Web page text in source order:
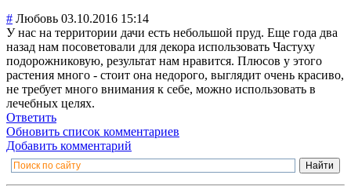
# Любовь 03.10.2016 15:14
У нас на территории дачи есть небольшой пруд. Еще года два
назад нам посоветовали для декора использовать Частуху
подорожниковую, результат нам нравится. Плюсов у этого
растения много - стоит она недорого, выглядит очень красиво,
не требует много внимания к себе, можно использовать в
лечебных целях.
Ответить
Обновить список комментариев
Добавить комментарий